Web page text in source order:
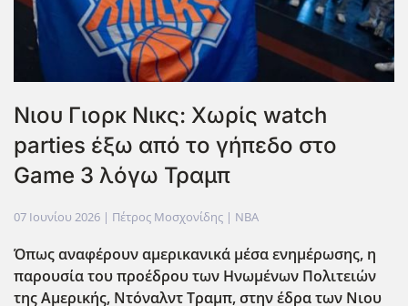
Νιου Γιορκ Νικς: Χωρίς watch
parties έξω από το γήπεδο στο
Game 3 λόγω Τραμπ
07 Ιουνίου 2026 | Πέτρος Μοσχονίδης | NBA
Όπως αναφέρουν αμερικανικά μέσα ενημέρωσης, η
παρουσία του προέδρου των Ηνωμένων Πολιτειών
της Αμερικής, Ντόναλντ Τραμπ, στην ΄εδρα των Νιου